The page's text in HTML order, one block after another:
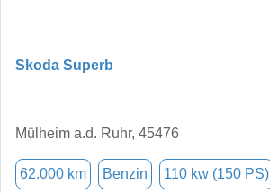
Skoda Superb
Mülheim a.d. Ruhr, 45476
62.000 km Benzin 110 kw (150 PS)